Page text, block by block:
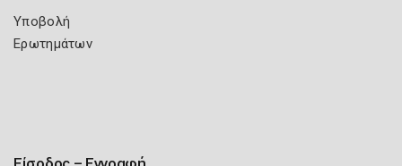
Υποβολή
Ερωτημάτων